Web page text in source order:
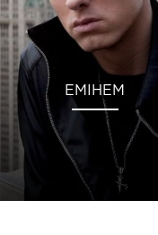
ЕМІНЕМ